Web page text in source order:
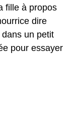
fille à propos
dire
dans un petit
pour essayer